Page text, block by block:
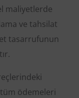
maliyetlerde
ve tahsilat
tasarrufunun
ödemeleri